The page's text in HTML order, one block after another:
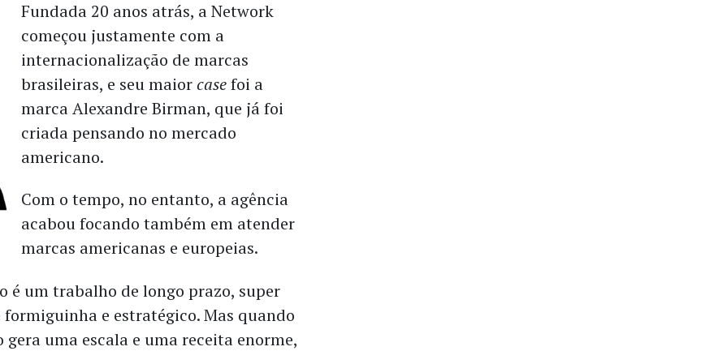
Fundada 20 anos atrás, a Network
começou justamente com a
internacionalização de marcas
brasileiras, e seu maiorcasefoi a
marca Alexandre Birman, que já foi
criada pensando no mercado
americano.
Com o tempo, no entanto, a agência
acabou focando também em atender
marcas americanas e europeias.
é um trabalho de longo prazo, super
e estratégico. Mas quando
uma escala e uma receita enorme,